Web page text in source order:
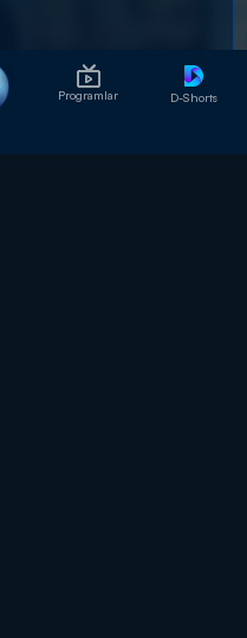
Programlar D-Shorts